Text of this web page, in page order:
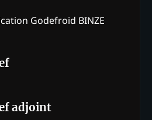
Godefroid BINZE
adjoint